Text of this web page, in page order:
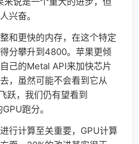
兴奋。
更快的内存，在这个特定
分攀升到4800。苹果更倾
己的Metal API来加快芯片
，虽然可能不会看到它从
跃，我们仍有望看到
跑分。
计算至关重要，GPU计算